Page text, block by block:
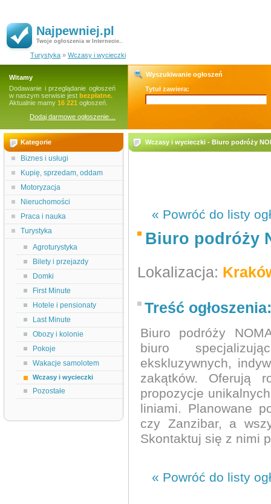
Najpewniej.pl
Twoje ogłoszenia w Internecie..
Turystyka » Wczasy i wycieczki
Witamy
Dodawanie i przeglądanie ogłoszeń
w naszym serwisie jest bezpłatne.
Aktualnie mamy 16 221 ogłoszeń.
Dodaj darmowe ogłoszenie…
Wyszukiwanie ogłoszeń
Tytuł zawiera:
Kategorie
Biznes i usługi
Kupię, sprzedam, oddam
Motoryzacja
Nieruchomości
Praca i nauka
Turystyka
Agroturystyka
Bilety i przejazdy
Domki
First Minute
Hotele i pensionaty
Last Minute
Obozy i kolonie
Pokoje
Wakacje samolotem
Wczasy i wycieczki
Pozostałe
Wczasy i wycieczki - Biuro podróży
« Powróć do listy
Biuro podróży
Lokalizacja:
Treść ogłoszenia:
Biuro podróży
biuro
ekskluzywnych,
zakątków. Oferują
propozycje
liniami. Planowane
czy Zanzibar, a
Skontaktuj się z nimi
« Powróć do listy